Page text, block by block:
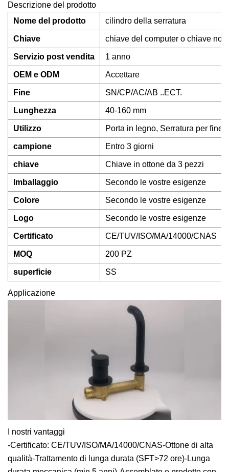
Descrizione del prodotto
Nome del prodotto
cilindro della serratura
Chiave chiave del computer o chiave
Servizio post vendita 1 anno
OEM e ODM Accettare
Fine SN/CP/AC/AB ..ECT.
Lunghezza 40-160 mm
Utilizzo Porta in legno, Serratura per
campione Entro 3 giorni
chiave Chiave in ottone da 3 pezzi
Imballaggio Secondo le vostre esigenze
Colore Secondo le vostre esigenze
Logo Secondo le vostre esigenze
Certificato CE/TUV/ISO/MA/14000/CNAS
MOQ 200 PZ
superficie SS
Applicazione
I nostri vantaggi
-Certificato: CE/TUV/ISO/MA/14000/CNAS-Ottone di alta
qualità-Trattamento di lunga durata (SFT>72 ore)-Lunga